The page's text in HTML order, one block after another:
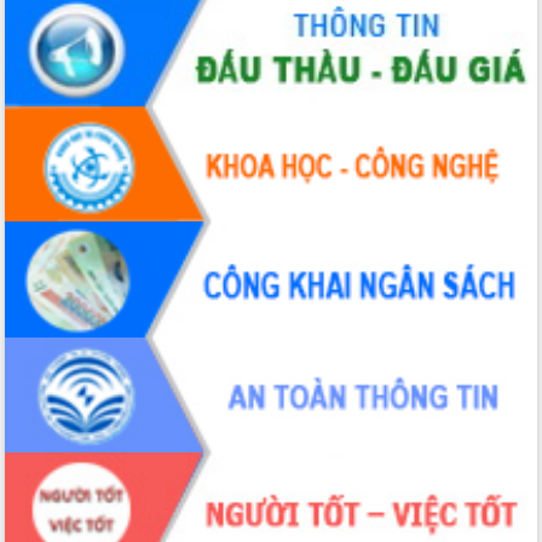
Hội thảo khoa học “Giải pháp thúc đẩy
phát triển nền kinh tế xanh tại tỉnh
Đắk Lắk”
Tăng cường giám sát, đôn đốc thực
hiện nhiệm vụ quản lý tài sản công
hàng tuần
Tháo gỡ những vướng mắc, đẩy mạnh
công tác cải cách thủ tục hành chính
tại Trung tâm Phục vụ hành chính
công tỉnh
Đắk Lắk: Tôn vinh 46 giải pháp tại Hội
thi Sáng tạo Kỹ thuật 2024 - 2025
Đắk Lắk rà soát, điều chỉnh Đề án 190
về phát triển nuôi trồng thủy sản
Phó Chủ tịch UBND tỉnh Đắk Lắk
Trương Công Thái kiểm tra thực địa
Dự án cao tốc Khánh Hòa - Buôn Ma
Thuột
Định vị cà phê Việt Nam như một “di
sản sống” trong dòng chảy toàn cầu